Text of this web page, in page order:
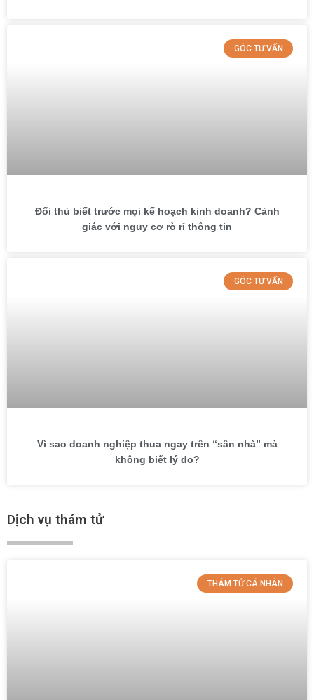
GÓC TƯ VẤN
Đối thủ biết trước mọi kế hoạch kinh doanh? Cảnh
giác với nguy cơ rò rỉ thông tin
GÓC TƯ VẤN
Vì sao doanh nghiệp thua ngay trên “sân nhà” mà
không biết lý do?
Dịch vụ thám tử
THÁM TỬ CÁ NHÂN